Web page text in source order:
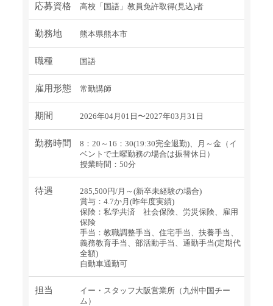
応募資格 高校「国語」教員免許取得(見込)者
勤務地 熊本県熊本市
職種 国語
雇用形態 常勤講師
期間 2026年04月01日〜2027年03月31日
勤務時間
8：20～16：30(19:30完全退勤)、月～金（イ
ベントで土曜勤務の場合は振替休日）
授業時間：50分
待遇
285,500円/月～(新卒未経験の場合)
賞与：4.7か月(昨年度実績)
保険：私学共済 社会保険、労災保険、雇用
保険
手当：教職調整手当、住宅手当、扶養手当、
義務教育手当、部活動手当、通勤手当(定期代
全額)
自動車通勤可
担当
イー・スタッフ大阪営業所（九州中国チー
ム）